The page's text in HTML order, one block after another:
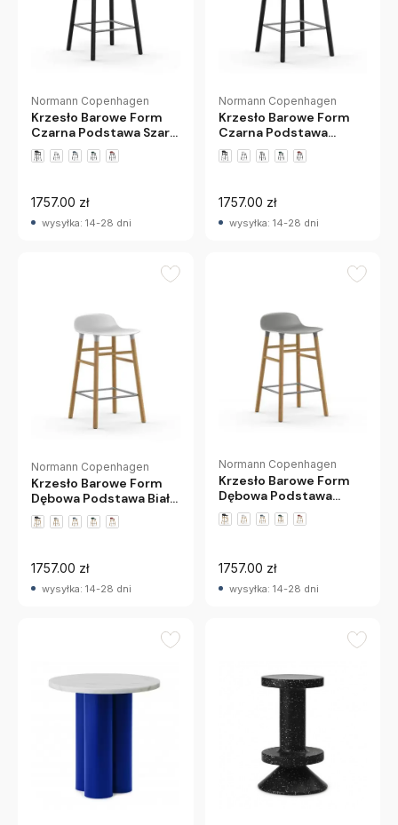
Normann Copenhagen
Krzesło Barowe Form
Czarna Podstawa Szare
Normann Copenhagen
1757.00 zł
wysyłka: 14-28 dni
Normann Copenhagen
Krzesło Barowe Form
Czarna Podstawa
Niebieskie Normann
Copenhagen
1757.00 zł
wysyłka: 14-28 dni
Normann Copenhagen
Krzesło Barowe Form
Dębowa Podstawa Białe
Normann Copenhagen
1757.00 zł
wysyłka: 14-28 dni
Normann Copenhagen
Krzesło Barowe Form
Dębowa Podstawa
Szare Normann
Copenhagen
1757.00 zł
wysyłka: 14-28 dni